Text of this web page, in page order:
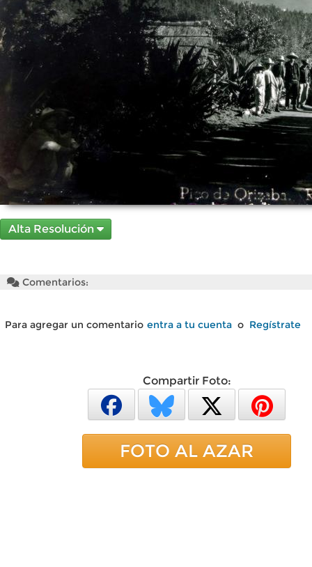
Alta Resolución
Comentarios:
Para agregar un comentario entra a tu cuenta o Regístrate
Compartir Foto:
FOTO AL AZAR